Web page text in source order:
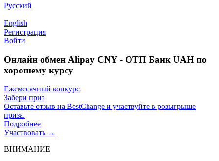
Русский
English
Регистрация
Войти
Онлайн обмен Alipay CNY - ОТП Банк UAH по
хорошему курсу
Ежемесячный конкурс
Забери приз
Оставьте отзыв на BestChange и участвуйте в розыгрыше
приза.
Подробнее
Участвовать →
ВНИМАНИЕ